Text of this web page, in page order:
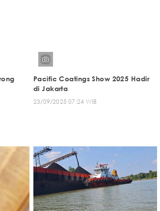
Pacific Coatings Show 2025 Hadir
di Jakarta
23/09/2025 07:24 WIB